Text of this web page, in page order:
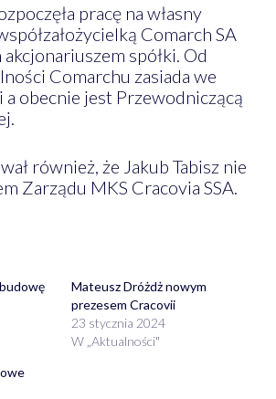
pracę na własny
Comarch SA
spółki. Od
Comarchu zasiada we
a obecnie jest Przewodniczącą
również, że Jakub Tabisz nie
Zarządu MKS Cracovia SSA.
Mateusz Dróżdż nowym
prezesem Cracovii
23 stycznia 2024
W „Aktualności"